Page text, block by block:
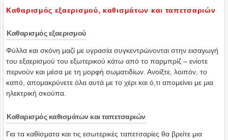
Καθαρισμός εξαερισμού, καθισμάτων και ταπετσαριών
Καθαρισμός εξαερισμού
Φύλλα και σκόνη μαζί με υγρασία συγκεντρώνονται στην εισαγωγή
του εξαερισμού του εξωτερικού κάτω από το παρμπρίζ – ενίοτε
περνούν και μέσα με τη μορφή σωματιδίων. Ανοίξτε, λοιπόν, το
καπό, απομακρύνετε όλα αυτά με το χέρι και ό,τι απομείνει με μια
ηλεκτρική σκούπα.
Καθαρισμός καθισμάτων και ταπετσαριών
Για τα καθίσματα και τις εσωτερικές ταπετσαρίες θα βρείτε μια